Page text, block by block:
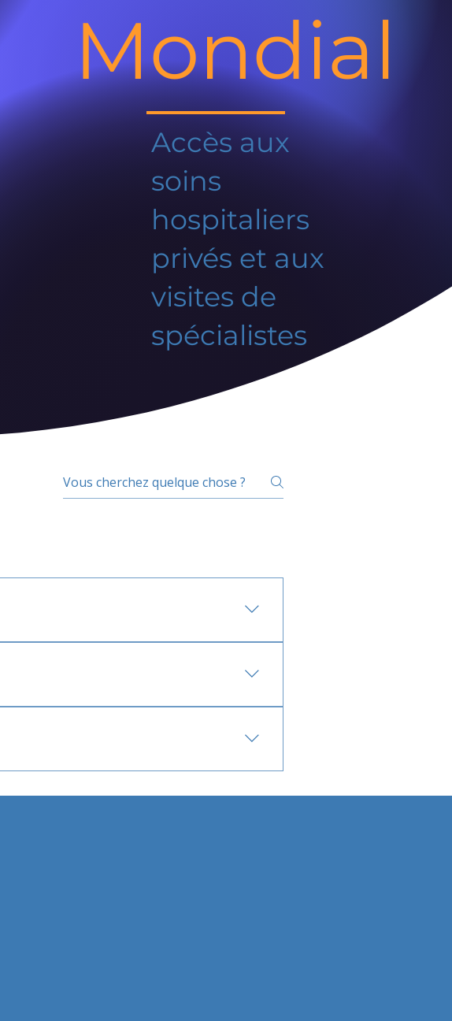
Mondial
Accès aux
soins
hospitaliers
privés et aux
visites de
spécialistes